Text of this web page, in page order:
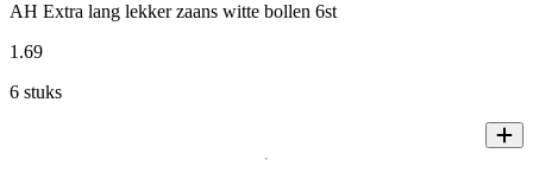
AH Extra lang lekker zaans witte bollen 6st
1 .69
6 stuks